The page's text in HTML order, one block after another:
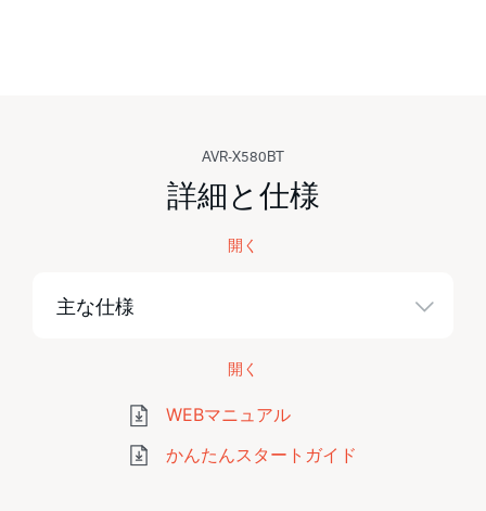
AVR-X580BT
詳細と仕様
WEBマニュアル
かんたんスタートガイド
開く
主な仕様
開く